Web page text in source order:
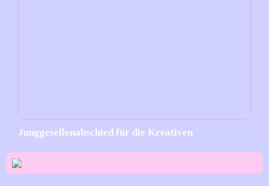
Junggesellenabschied für die Kreativen